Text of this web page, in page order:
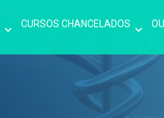
CURSOS CHANCELADOS